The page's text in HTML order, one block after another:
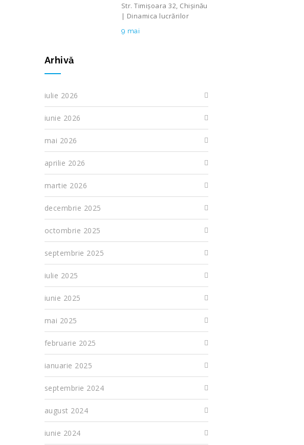
Str. Timișoara 32, Chișinău
| Dinamica lucrărilor
9 mai
Arhivă
iulie 2026
iunie 2026
mai 2026
aprilie 2026
martie 2026
decembrie 2025
octombrie 2025
septembrie 2025
iulie 2025
iunie 2025
mai 2025
februarie 2025
ianuarie 2025
septembrie 2024
august 2024
iunie 2024